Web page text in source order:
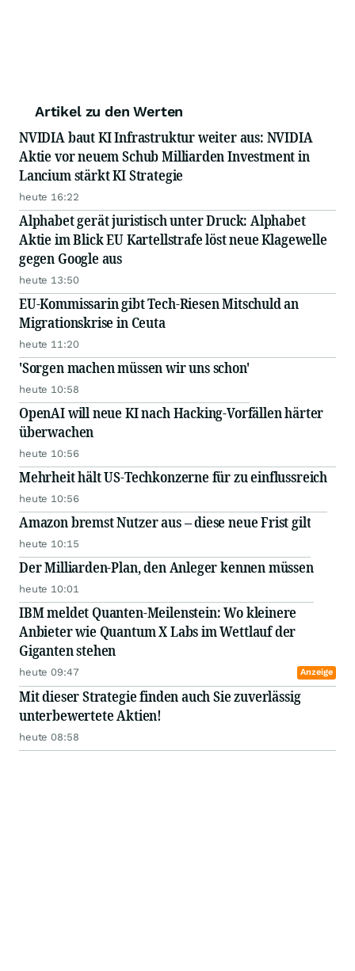
Artikel zu den Werten
NVIDIA baut KI Infrastruktur weiter aus: NVIDIA
Aktie vor neuem Schub Milliarden Investment in
Lancium stärkt KI Strategie
heute 16:22
Alphabet gerät juristisch unter Druck: Alphabet
Aktie im Blick EU Kartellstrafe löst neue Klagewelle
gegen Google aus
heute 13:50
EU-Kommissarin gibt Tech-Riesen Mitschuld an
Migrationskrise in Ceuta
heute 11:20
'Sorgen machen müssen wir uns schon'
heute 10:58
OpenAI will neue KI nach Hacking-Vorfällen härter
überwachen
heute 10:56
Mehrheit hält US-Techkonzerne für zu einflussreich
heute 10:56
Amazon bremst Nutzer aus – diese neue Frist gilt
heute 10:15
Der Milliarden-Plan, den Anleger kennen müssen
heute 10:01
IBM meldet Quanten-Meilenstein: Wo kleinere
Anbieter wie Quantum X Labs im Wettlauf der
Giganten stehen
heute 09:47 Anzeige
Mit dieser Strategie finden auch Sie zuverlässig
unterbewertete Aktien!
heute 08:58